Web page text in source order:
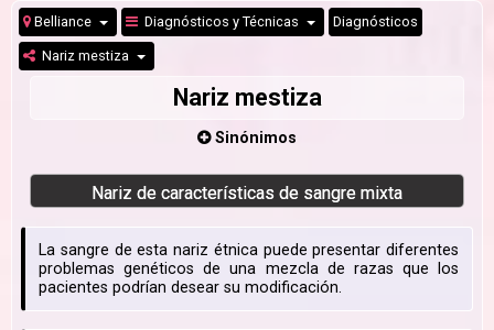
Belliance Diagnósticos y Técnicas Diagnósticos
Nariz mestiza
Nariz mestiza
Sinónimos
Nariz de características de sangre mixta
La sangre de esta nariz étnica puede presentar diferentes
problemas genéticos de una mezcla de razas que los
pacientes podrían desear su modificación.